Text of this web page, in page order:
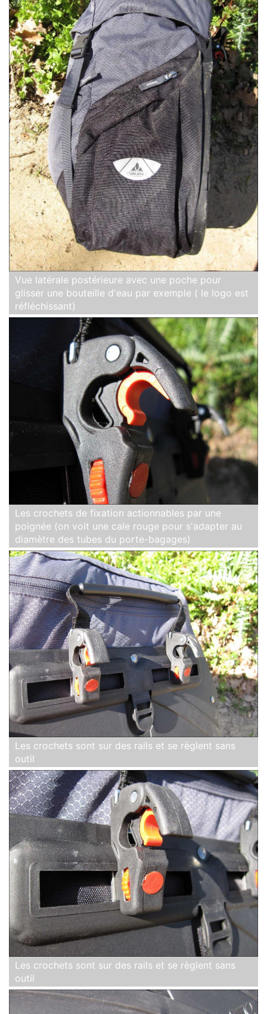
Vue latérale postérieure avec une poche pour
glisser une bouteille d'eau par exemple ( le logo est
réfléchissant)
Les crochets de fixation actionnables par une
poignée (on voit une cale rouge pour s'adapter au
diamètre des tubes du porte-bagages)
Les crochets sont sur des rails et se règlent sans
outil
Les crochets sont sur des rails et se règlent sans
outil